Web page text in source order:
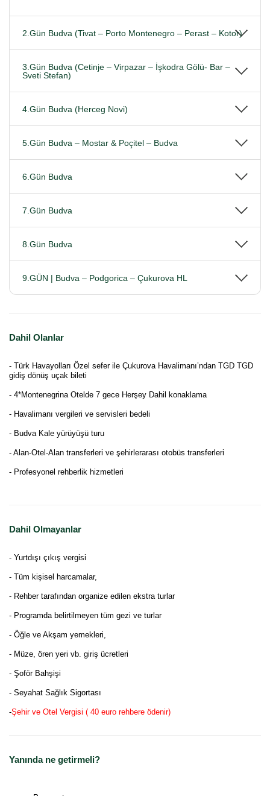
2.Gün Budva (Tivat – Porto Montenegro – Perast – Kotor)
3.Gün Budva (Cetinje – Virpazar – İşkodra Gölü- Bar –
Sveti Stefan)
4.Gün Budva (Herceg Novi)
5.Gün Budva – Mostar & Poçitel – Budva
6.Gün Budva
7.Gün Budva
8.Gün Budva
9.GÜN | Budva – Podgorica – Çukurova HL
Dahil Olanlar
- Türk Havayolları Özel sefer ile Çukurova Havalimanı’ndan TGD TGD
gidiş dönüş uçak bileti
- 4*Montenegrina Otelde 7 gece Herşey Dahil konaklama
- Havalimanı vergileri ve servisleri bedeli
- Budva Kale yürüyüşü turu
- Alan-Otel-Alan transferleri ve şehirlerarası otobüs transferleri
- Profesyonel rehberlik hizmetleri
Dahil Olmayanlar
- Yurtdışı çıkış vergisi
- Tüm kişisel harcamalar,
- Rehber tarafından organize edilen ekstra turlar
- Programda belirtilmeyen tüm gezi ve turlar
- Öğle ve Akşam yemekleri,
- Müze, ören yeri vb. giriş ücretleri
- Şoför Bahşişi
- Seyahat Sağlık Sigortası
-Şehir ve Otel Vergisi ( 40 euro rehbere ödenir)
Yanında ne getirmeli?